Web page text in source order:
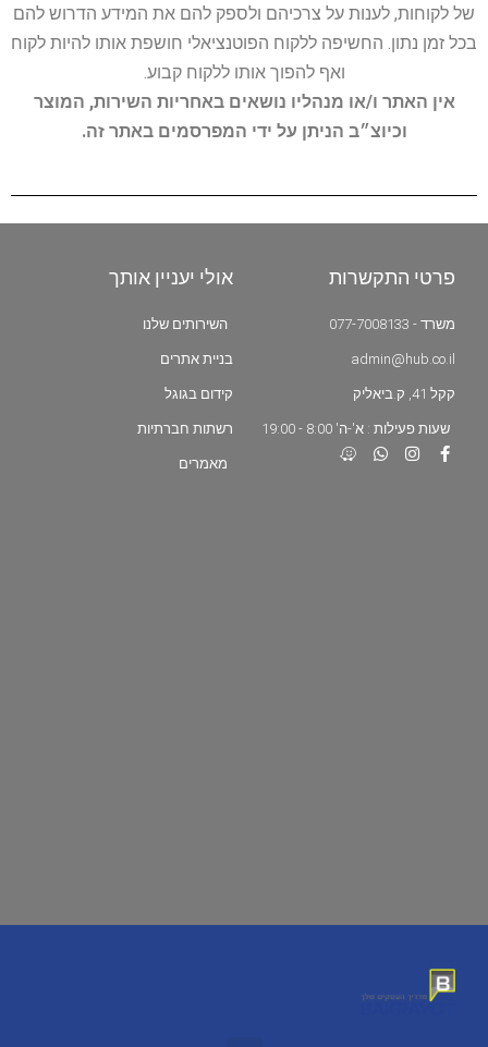
של לקוחות, לענות על צרכיהם ולספק להם את המידע הדרוש להם
בכל זמן נתון. החשיפה ללקוח הפוטנציאלי חושפת אותו להיות לקוח
ואף להפוך אותו ללקוח קבוע.
אין האתר ו/או מנהליו נושאים באחריות השירות, המוצר
וכיוצ״ב הניתן על ידי המפרסמים באתר זה.
פרטי התקשרות
משרד - 077-7008133
admin@hub.co.il
קקל 41, ק.ביאליק
שעות פעילות : א'-ה' 8:00 - 19:00
אולי יעניין אותך
השירותים שלנו
בניית אתרים
קידום בגוגל
רשתות חברתיות
מאמרים